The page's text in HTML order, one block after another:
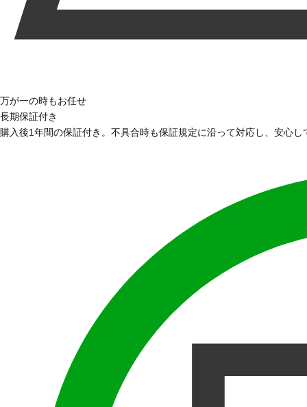
万が一の時もお任せ
長期保証付き
購入後1年間の保証付き。不具合時も保証規定に沿って対応し、安心